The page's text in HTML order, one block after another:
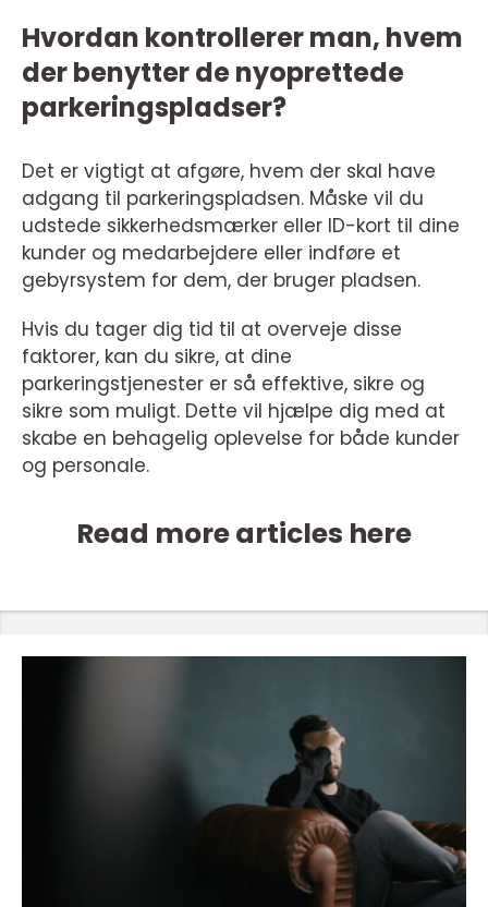
Hvordan kontrollerer man, hvem
der benytter de nyoprettede
parkeringspladser?
Det er vigtigt at afgøre, hvem der skal have
adgang til parkeringspladsen. Måske vil du
udstede sikkerhedsmærker eller ID-kort til dine
kunder og medarbejdere eller indføre et
gebyrsystem for dem, der bruger pladsen.
Hvis du tager dig tid til at overveje disse
faktorer, kan du sikre, at dine
parkeringstjenester er så effektive, sikre og
sikre som muligt. Dette vil hjælpe dig med at
skabe en behagelig oplevelse for både kunder
og personale.
Read more articles here